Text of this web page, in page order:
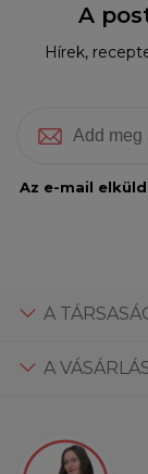
A
Hírek,
Az e-mail
A
A